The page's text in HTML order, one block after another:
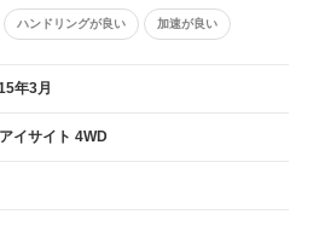
約していました。 新車＆ローンで車を買
れなら思い切って良いやつを」とスペック
ハンドリングが良い 加速が良い
年3月
イサイト 4WD